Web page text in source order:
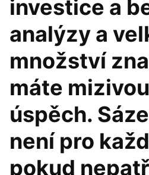
investice a
analýzy a
množství
máte
úspěch.
není pro
pokud